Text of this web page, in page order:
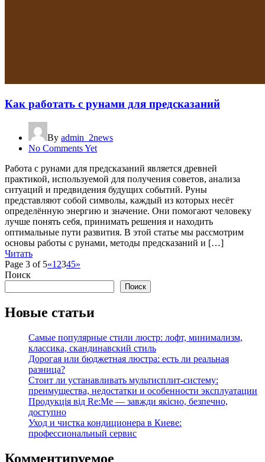
Как работать с рунами для предсказаний
By admin_2news
No Comments Yet
Работа с рунами для предсказаний является древней
практикой, используемой для получения советов, анализа
ситуаций и предвидения будущих событий. Руны
представляют собой символы, каждый из которых несёт
определённую энергию и значение. Они помогают человеку
лучше понять себя, принимать решения и находить
оптимальные пути развития. В этой статье мы рассмотрим
основы работы с рунами, методы предсказаний и […]
Читать
Page 3 of 5«1 2345»
Поиск
Поиск
Новые статьи
Самые популярные стили люстр: лофт, минимализм,
классика, скандинавский стиль
Дорогая или бюджетная люстра: есть ли реальная
разница?
Стоит ли устанавливать мультисплит-систему:
преимущества, недостатки и особенности эксплуатации
Продукція від Re:Me — завжди якісно, безпечно,
доступно
Уход и чистка кондиционера в Киеве:
профессиональный сервис
Комментируемое